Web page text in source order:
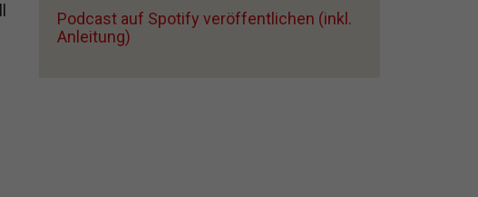
Podcast auf Spotify veröffentlichen (inkl.
Anleitung)